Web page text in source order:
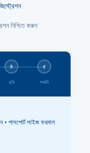
নিশ্চিত করুন
৪
ছবি
৫
সম্মতি
পাসপোর্ট সাইজ ফরমাল